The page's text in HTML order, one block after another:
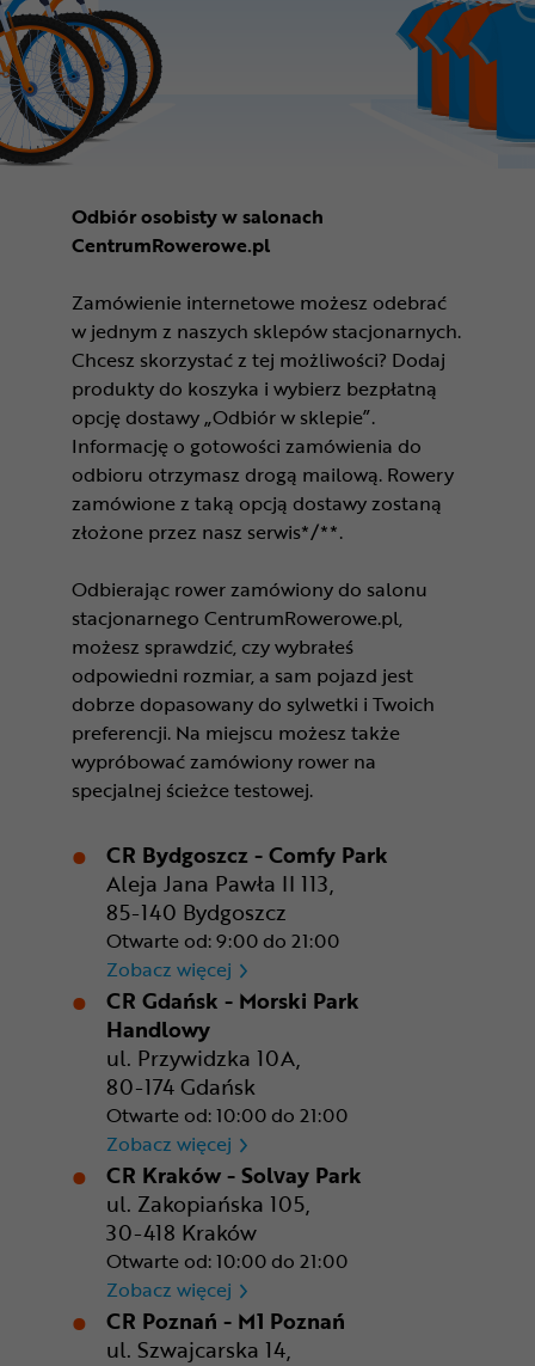
Odbiór osobisty w salonach
CentrumRowerowe.pl
Zamówienie internetowe możesz odebrać
w jednym z naszych sklepów stacjonarnych.
Chcesz skorzystać z tej możliwości? Dodaj
produkty do koszyka i wybierz bezpłatną
opcję dostawy „Odbiór w sklepie”.
Informację o gotowości zamówienia do
odbioru otrzymasz drogą mailową. Rowery
zamówione z taką opcją dostawy zostaną
złożone przez nasz serwis*/**.
Odbierając rower zamówiony do salonu
stacjonarnego CentrumRowerowe.pl,
możesz sprawdzić, czy wybrałeś
odpowiedni rozmiar, a sam pojazd jest
dobrze dopasowany do sylwetki i Twoich
preferencji. Na miejscu możesz także
wypróbować zamówiony rower na
specjalnej ścieżce testowej.
CR Bydgoszcz - Comfy Park
Aleja Jana Pawła II 113,
85-140 Bydgoszcz
Otwarte od: 9:00 do 21:00
Zobacz więcej CR Bydgoszcz - Comfy Park
CR Gdańsk - Morski Park
Handlowy
ul. Przywidzka 10A,
80-174 Gdańsk
Otwarte od: 10:00 do 21:00
Zobacz więcej CR Gdańsk - Morski Park
CR Kraków - Solvay Park
ul. Zakopiańska 105,
30-418 Kraków
Otwarte od: 10:00 do 21:00
Zobacz więcej CR Kraków - Solvay Park
CR Poznań - M1 Poznań
ul. Szwajcarska 14,